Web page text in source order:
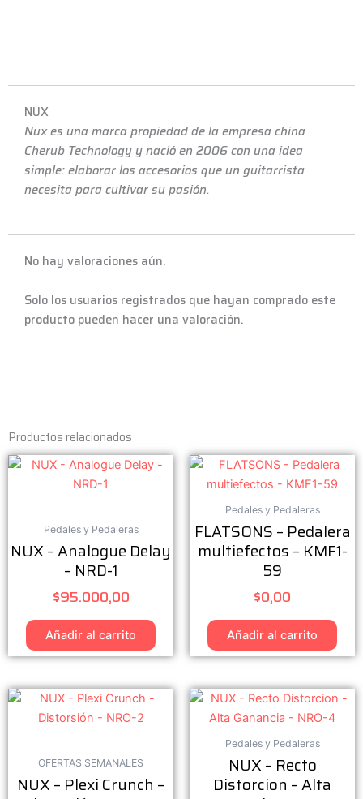
NUX
Nux es una marca propiedad de la empresa china
Cherub Technology y nació en 2006 con una idea
simple: elaborar los accesorios que un guitarrista
necesita para cultivar su pasión.
No hay valoraciones aún.
Solo los usuarios registrados que hayan comprado este
producto pueden hacer una valoración.
Productos relacionados
Pedales y Pedaleras
NUX – Analogue Delay
– NRD-1
$95.000,00
Añadir al carrito
Pedales y Pedaleras
FLATSONS – Pedalera
multiefectos – KMF1-
59
$0,00
Añadir al carrito
OFERTAS SEMANALES
NUX – Plexi Crunch –
Pedales y Pedaleras
NUX – Recto
Distorcion – Alta